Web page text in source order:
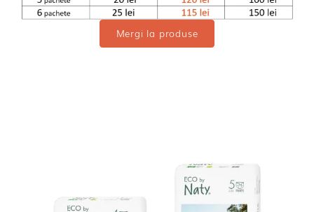
Mergi la produse